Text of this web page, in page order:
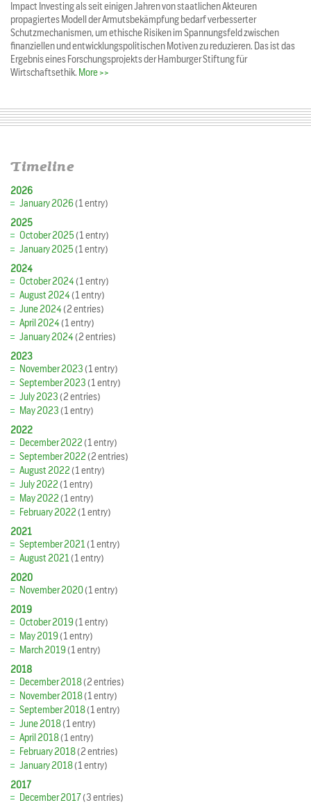
Impact Investing als seit einigen Jahren von staatlichen Akteuren
propagiertes Modell der Armutsbekämpfung bedarf verbesserter
Schutzmechanismen, um ethische Risiken im Spannungsfeld zwischen
finanziellen und entwicklungspolitischen Motiven zu reduzieren. Das ist das
Ergebnis eines Forschungsprojekts der Hamburger Stiftung für
Wirtschaftsethik. More >>
Timeline
2026
January 2026(1 entry)
2025
October 2025(1 entry)
January 2025(1 entry)
2024
October 2024(1 entry)
August 2024(1 entry)
June 2024(2 entries)
April 2024(1 entry)
January 2024(2 entries)
2023
November 2023(1 entry)
September 2023(1 entry)
July 2023(2 entries)
May 2023(1 entry)
2022
December 2022(1 entry)
September 2022(2 entries)
August 2022(1 entry)
July 2022(1 entry)
May 2022(1 entry)
February 2022(1 entry)
2021
September 2021(1 entry)
August 2021(1 entry)
2020
November 2020(1 entry)
2019
October 2019(1 entry)
May 2019(1 entry)
March 2019(1 entry)
2018
December 2018(2 entries)
November 2018(1 entry)
September 2018(1 entry)
June 2018(1 entry)
April 2018(1 entry)
February 2018(2 entries)
January 2018(1 entry)
2017
December 2017(3 entries)